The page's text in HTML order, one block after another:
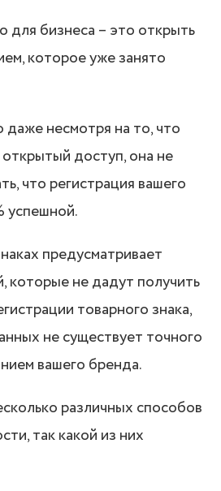
для бизнеса – это открыть
которое уже занято
несмотря на то, что
доступ, она не
что регистрация вашего
успешной.
предусматривает
которые не дадут получить
товарного знака,
не существует точного
вашего бренда.
различных способов
так какой из них